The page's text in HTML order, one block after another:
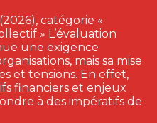
catégorie «
» L’évaluation
une exigence
mais sa mise
et tensions. En effet,
financiers et enjeux
à des impératifs de